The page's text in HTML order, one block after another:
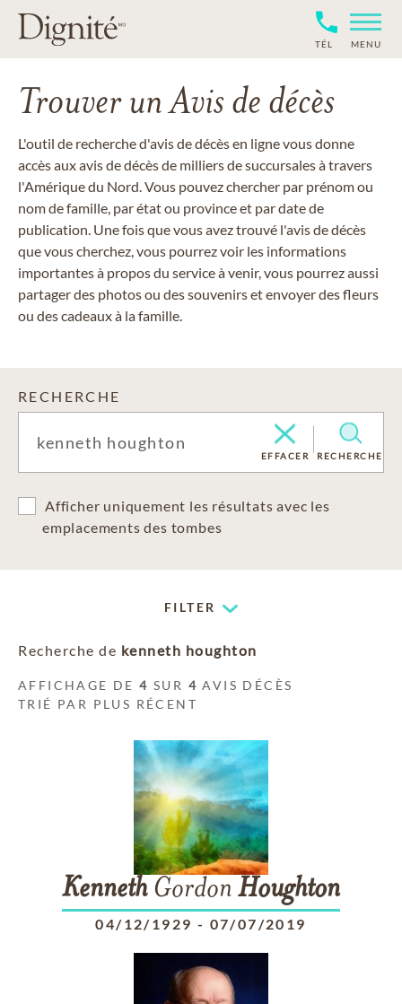
TÉL MENU
Trouver un Avis de décès
L'outil de recherche d'avis de décès en ligne vous donne
accès aux avis de décès de milliers de succursales à travers
l'Amérique du Nord. Vous pouvez chercher par prénom ou
nom de famille, par état ou province et par date de
publication. Une fois que vous avez trouvé l'avis de décès
que vous cherchez, vous pourrez voir les informations
importantes à propos du service à venir, vous pourrez aussi
partager des photos ou des souvenirs et envoyer des fleurs
ou des cadeaux à la famille.
RECHERCHE
EFFACER RECHERCHE
Afficher uniquement les résultats avec les
emplacements des tombes
FILTER
Recherche de kenneth houghton
AFFICHAGE DE4 SUR 4 AVIS DÉCÈS
TRIÉ PAR PLUS RÉCENT
KennethGordon Houghton
04/12/1929 - 07/07/2019